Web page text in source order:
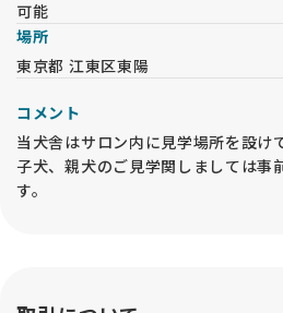
可能
場所
東京都 江東区東陽
コメント
当犬舎はサロン内に見学場所を設け
子犬、親犬のご見学関しましては事
す。